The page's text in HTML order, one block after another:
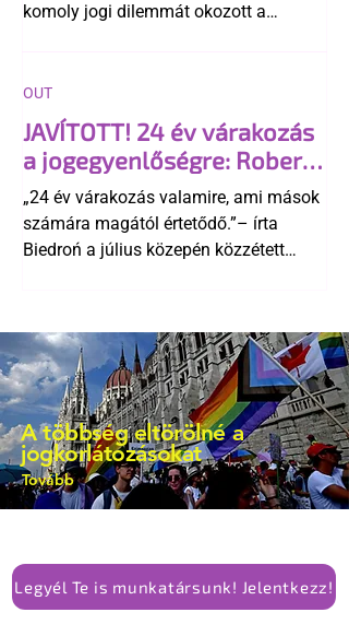
komoly jogi dilemmát okozott a
egyértelműen tiltja a házasságuk
elismerését. Közben az ellenzéken belül
is vita robbant ki arról, hogy vissza
kellene-e vonni a kormány konzervatív
alkotmánymódosítását
JAVÍTOTT! 24 év várakozás
a jogegyenlőségre: Robert
Biedroń megindító üzenete
a lengyel bejegyzett
élettársi kapcsolatokért
„24 év várakozás valamire, ami mások
számára magától értetődő.”– írta
Biedroń a július közepén közzétett
OUT
A többség eltörölné a
jogkorlátozásokat
Tovább
Legyél Te is munkatársunk! Jelentkezz!